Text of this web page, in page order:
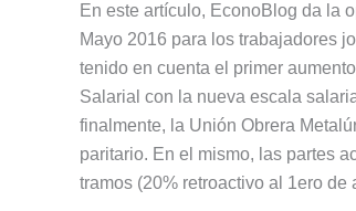
En este artículo, EconoBlog da la
Mayo 2016 para los trabajadores
tenido en cuenta el primer
Salarial con la nueva escala
finalmente, la Unión Obrera
paritario. En el mismo, las partes
tramos (20% retroactivo al 1ero